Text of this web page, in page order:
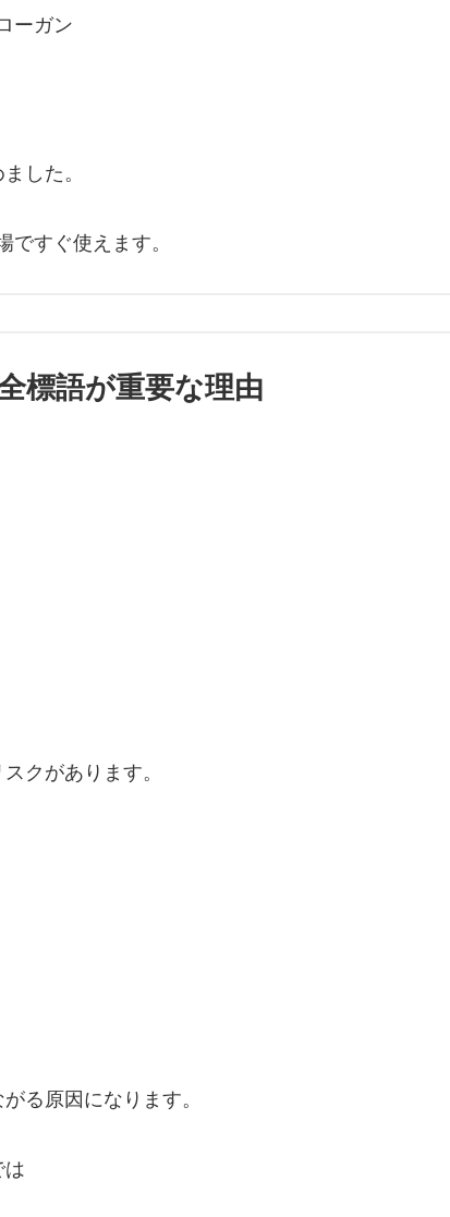
ーガン
した。
ですぐ使えます。
標語が重要な理由
クがあります。
る原因になります。